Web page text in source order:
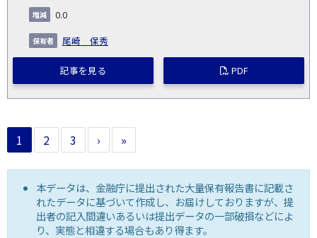
0.0
尾崎 保秀
記事を見る PDF
1 2 3 › »
本データは、金融庁に提出された大量保有報告書に記載さ
れたデータに基づいて作成し、お届けしておりますが、提
出者の記入間違いあるいは提出データの一部破損などによ
り、実態と相違する場合もあり得ます。